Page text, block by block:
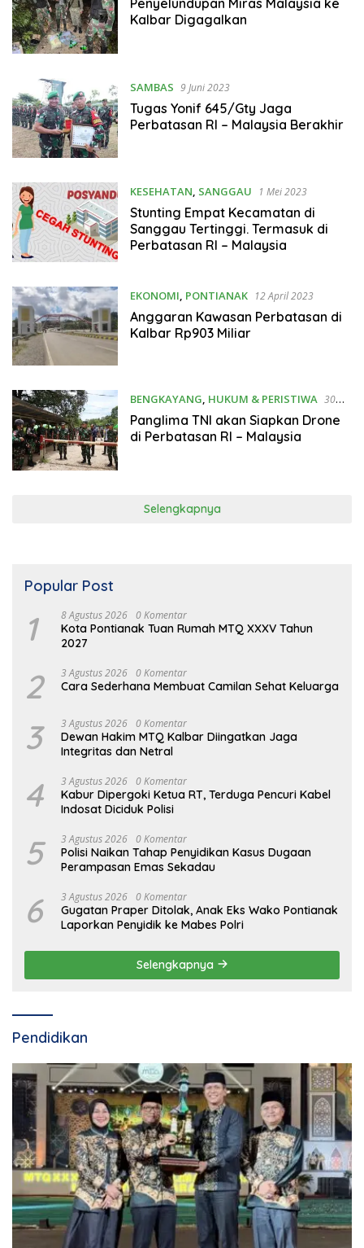
Penyelundupan Miras Malaysia ke
Kalbar Digagalkan
SAMBAS 9 Juni 2023
Tugas Yonif 645/Gty Jaga
Perbatasan RI – Malaysia Berakhir
KESEHATAN, SANGGAU 1 Mei 2023
Stunting Empat Kecamatan di
Sanggau Tertinggi. Termasuk di
Perbatasan RI – Malaysia
EKONOMI, PONTIANAK 12 April 2023
Anggaran Kawasan Perbatasan di
Kalbar Rp903 Miliar
BENGKAYANG, HUKUM & PERISTIWA 30
Maret 2023
Panglima TNI akan Siapkan Drone
di Perbatasan RI – Malaysia
Selengkapnya
Popular Post
1 8 Agustus 2026 0 Komentar
Kota Pontianak Tuan Rumah MTQ XXXV Tahun
2027
2 3 Agustus 2026 0 Komentar
Cara Sederhana Membuat Camilan Sehat Keluarga
3 3 Agustus 2026 0 Komentar
Dewan Hakim MTQ Kalbar Diingatkan Jaga
Integritas dan Netral
4 3 Agustus 2026 0 Komentar
Kabur Dipergoki Ketua RT, Terduga Pencuri Kabel
Indosat Diciduk Polisi
5 3 Agustus 2026 0 Komentar
Polisi Naikan Tahap Penyidikan Kasus Dugaan
Perampasan Emas Sekadau
6 3 Agustus 2026 0 Komentar
Gugatan Praper Ditolak, Anak Eks Wako Pontianak
Laporkan Penyidik ke Mabes Polri
Selengkapnya
Pendidikan